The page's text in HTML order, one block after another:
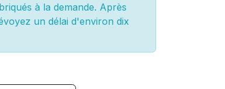
à la demande. Après
un délai d'environ dix